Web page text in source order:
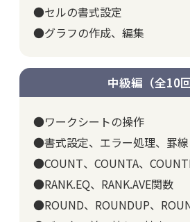
●セルの書式設定
●グラフの作成、編集
中級編（全10回
●ワークシートの操作
●書式設定、エラー処理、罫線
●COUNT、COUNTA、
●RANK.EQ、RANK.AVE関数
●ROUND、ROUNDUP、